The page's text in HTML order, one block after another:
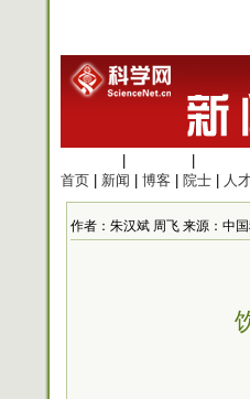
首页
新闻 博客 院士 人
作者：朱汉斌 周飞 来源：中